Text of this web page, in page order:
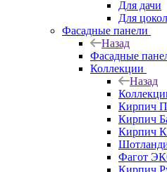
Для дачи
Для
Фасадные панели
Назад
Фасадные
Коллекции
Назад
Кирпич
Кирпич
Кирпич
Фагот
Кирпич